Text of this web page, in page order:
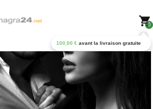
0
100,00 € avant la livraison gratuite